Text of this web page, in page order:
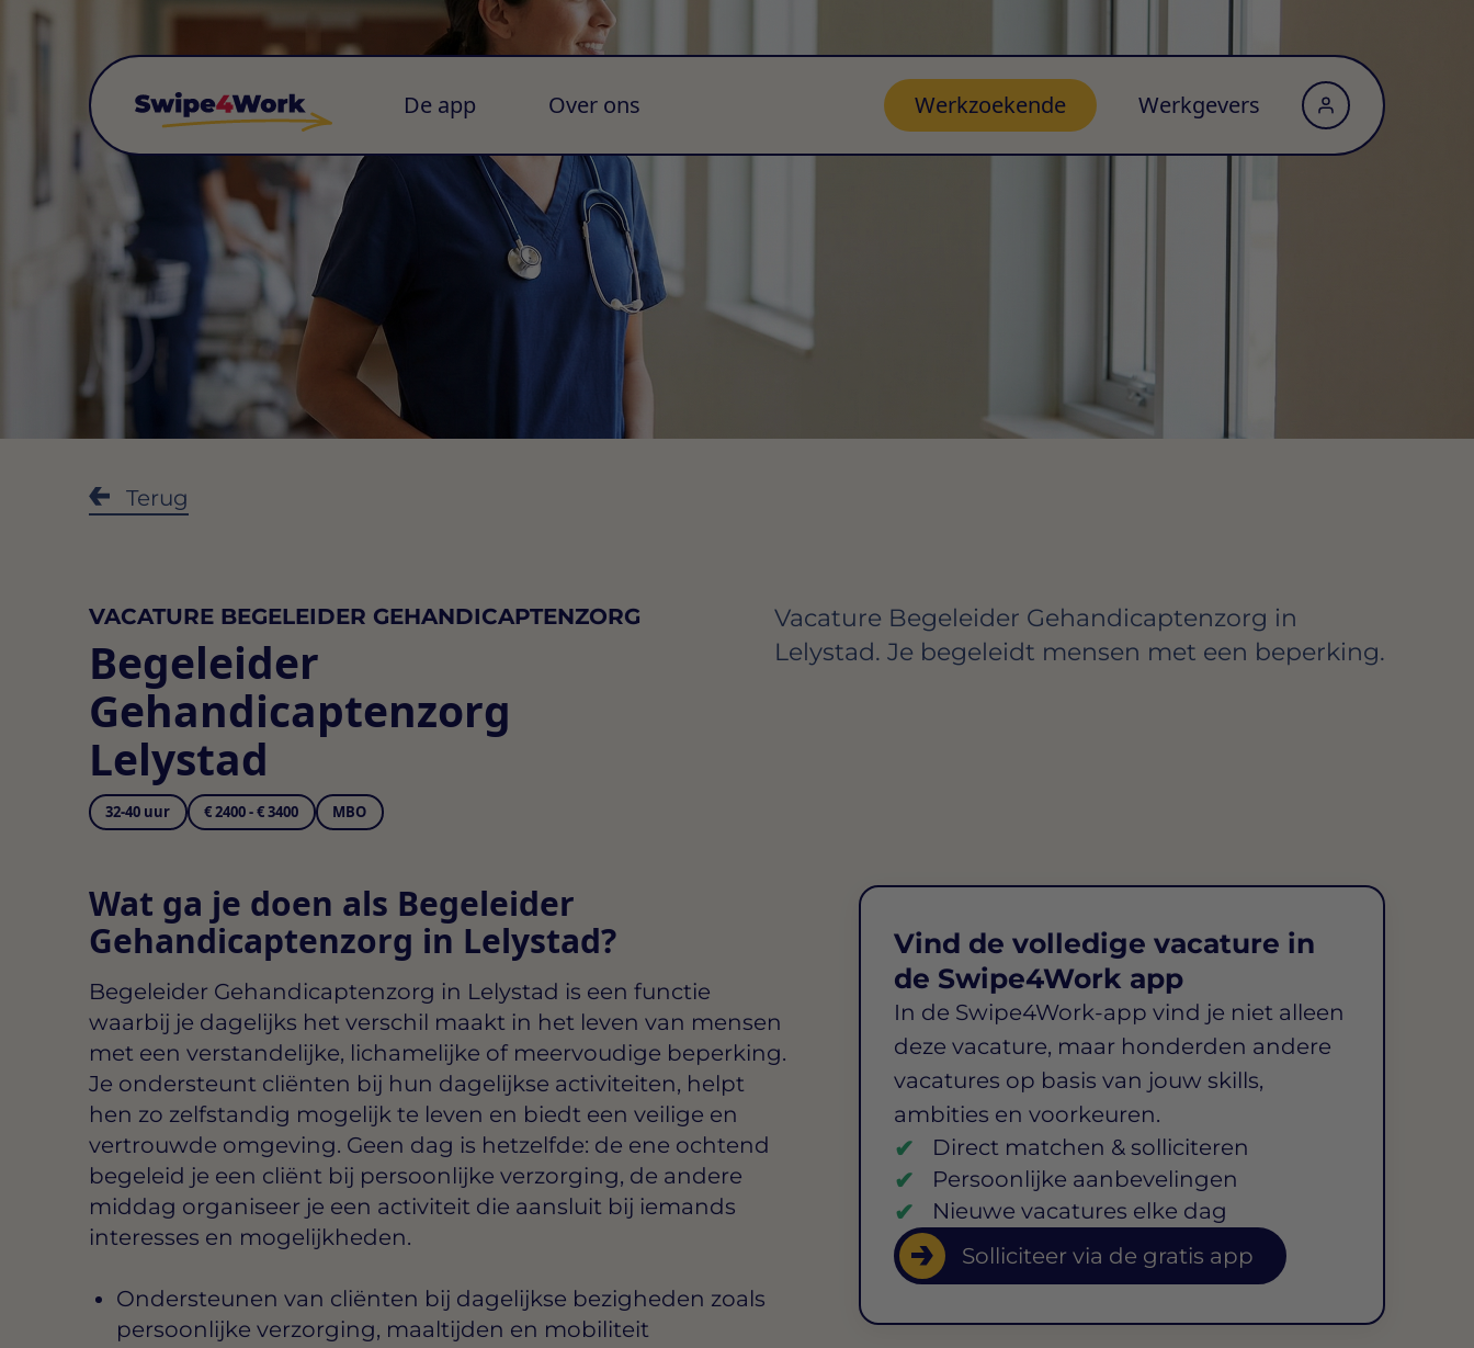
De app Over ons Werkzoekende Werkgevers
Terug
VACATURE BEGELEIDER GEHANDICAPTENZORG
Begeleider
Gehandicaptenzorg
Lelystad
32-40 uur € 2400 - € 3400 MBO
Vacature Begeleider Gehandicaptenzorg in
Lelystad. Je begeleidt mensen met een beperking.
Wat ga je doen als Begeleider
Gehandicaptenzorg in Lelystad?
Begeleider Gehandicaptenzorg in Lelystad is een functie
waarbij je dagelijks het verschil maakt in het leven van mensen
met een verstandelijke, lichamelijke of meervoudige beperking.
Je ondersteunt cliënten bij hun dagelijkse activiteiten, helpt
hen zo zelfstandig mogelijk te leven en biedt een veilige en
vertrouwde omgeving. Geen dag is hetzelfde: de ene ochtend
begeleid je een cliënt bij persoonlijke verzorging, de andere
middag organiseer je een activiteit die aansluit bij iemands
interesses en mogelijkheden.
Ondersteunen van cliënten bij dagelijkse bezigheden zoals
persoonlijke verzorging, maaltijden en mobiliteit
Vind de volledige vacature in
de Swipe4Work app
In de Swipe4Work-app vind je niet alleen
deze vacature, maar honderden andere
vacatures op basis van jouw skills,
ambities en voorkeuren.
Direct matchen & solliciteren
Persoonlijke aanbevelingen
Nieuwe vacatures elke dag
Solliciteer via de gratis app